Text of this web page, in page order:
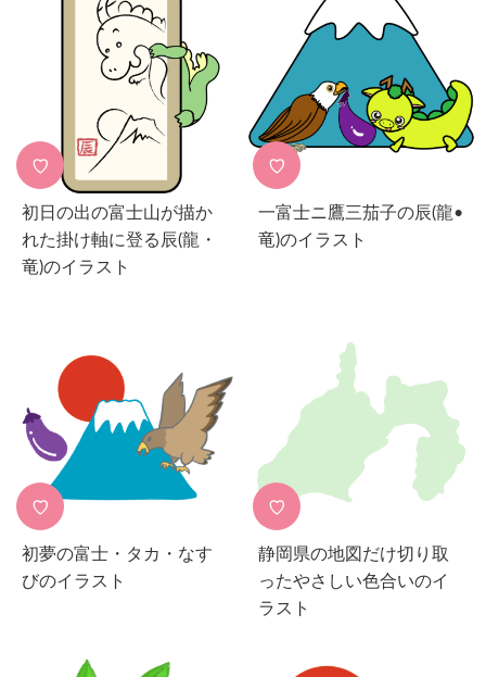
♡
初日の出の富士山が描か
れた掛け軸に登る辰(龍・
竜)のイラスト
♡
一富士ニ鷹三茄子の辰(龍•
竜)のイラスト
♡
初夢の富士・タカ・なす
びのイラスト
♡
静岡県の地図だけ切り取
ったやさしい色合いのイ
ラスト